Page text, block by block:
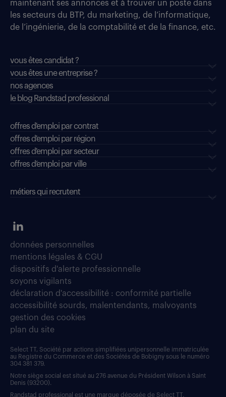
maintenant ses annonces et à trouver un poste dans
les secteurs du BTP, du marketing, de l’informatique,
de l’ingénierie, de la comptabilité et de la finance, etc.
vous êtes candidat ?
vous êtes une entreprise ?
nos agences
le blog Randstad professional
offres d'emploi par contrat
offres d'emploi par région
offres d'emploi par secteur
offres d’emploi par ville
métiers qui recrutent
données personnelles
mentions légales & CGU
dispositifs d'alerte professionnelle
soyons vigilants
déclaration d'accessibilité : conformité partielle
accessibilité sourds, malentendants, malvoyants
gestion des cookies
plan du site
Select TT, Société par actions simplifiées unipersonnelle immatriculée
au Registre du Commerce et des Sociétés de Bobigny sous le numéro
304 381 379.
Notre siège social est situé au 276 avenue du Président Wilson à Saint
Denis (93200).
Randstad professional est une marque déposée de Select TT.